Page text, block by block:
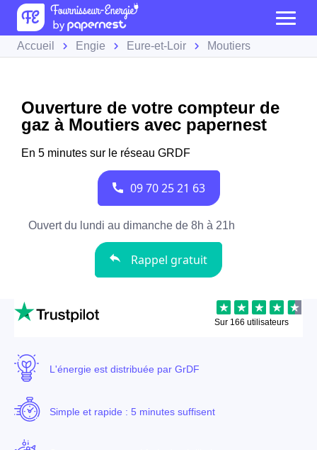
Accueil Engie Eure-et-Loir Moutiers